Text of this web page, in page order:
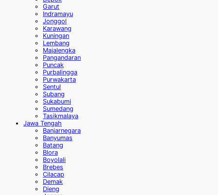
Garut
Indramayu
Jonggol
Karawang
Kuningan
Lembang
Majalengka
Pangandaran
Puncak
Purbalingga
Purwakarta
Sentul
Subang
Sukabumi
Sumedang
Tasikmalaya
Jawa Tengah
Banjarnegara
Banyumas
Batang
Blora
Boyolali
Brebes
Cilacap
Demak
Dieng